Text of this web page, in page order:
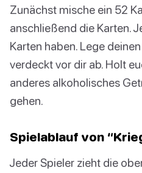
Zunächst mische ein 52
anschließend die Karten.
Karten haben. Lege
verdeckt vor dir ab. Holt
anderes alkoholisches
gehen.
Spielablauf von
Jeder Spieler zieht die